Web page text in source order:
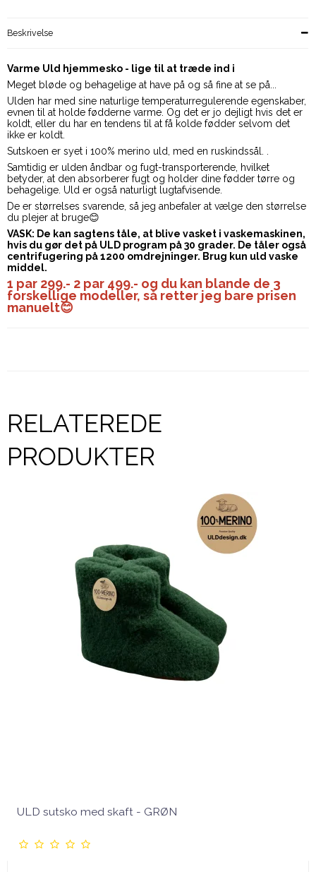
Beskrivelse
Varme Uld hjemmesko - lige til at træde ind i
Meget bløde og behagelige at have på og så fine at se på...
Ulden har med sine naturlige temperaturregulerende egenskaber,
evnen til at holde fødderne varme. Og det er jo dejligt hvis det er
koldt, eller du har en tendens til at få kolde fødder selvom det
ikke er koldt.
Sutskoen er syet i 100% merino uld, med en ruskindssål. .
Samtidig er ulden åndbar og fugt-transporterende, hvilket
betyder, at den absorberer fugt og holder dine fødder tørre og
behagelige. Uld er også naturligt lugtafvisende.
De er størrelses svarende, så jeg anbefaler at vælge den størrelse
du plejer at bruge😊
VASK: De kan sagtens tåle, at blive vasket i vaskemaskinen,
hvis du gør det på ULD program på 30 grader. De tåler også
centrifugering på 1200 omdrejninger. Brug kun uld vaske
middel.
1 par 299.- 2 par 499.- og du kan blande de 3
forskellige modeller, så retter jeg bare prisen
manuelt😊
RELATEREDE
PRODUKTER
ULD sutsko med skaft - GRØN